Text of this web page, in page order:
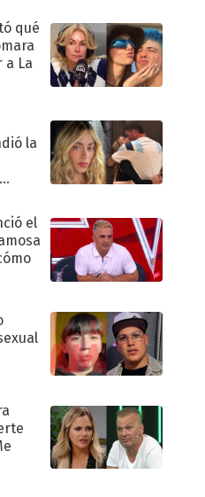
qué
a La
la
el